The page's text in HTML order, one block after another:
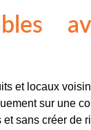
et locaux
sur une
sans créer de